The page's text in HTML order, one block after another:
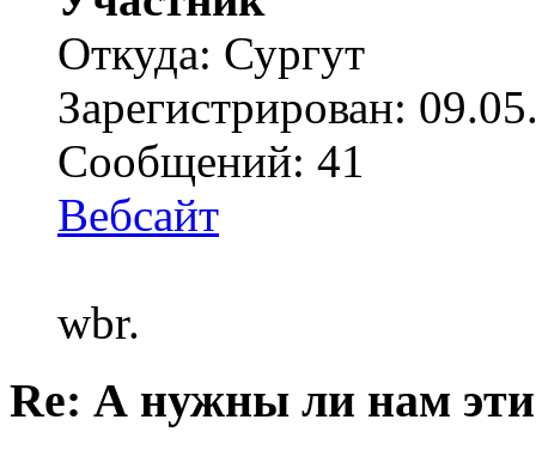
Откуда: Сургут
Зарегистрирован:
Сообщений: 41
Вебсайт
wbr.
Re: А нужны ли нам